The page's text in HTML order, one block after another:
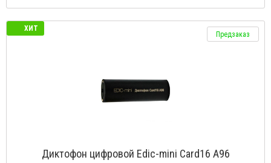
ХИТ
Предзаказ
Диктофон цифровой Edic-mini Card16 A96